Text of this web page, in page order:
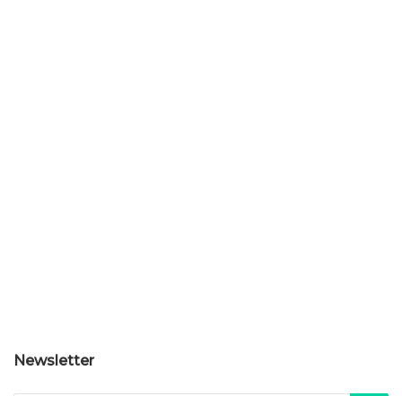
Newsletter